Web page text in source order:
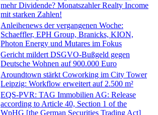
mehr Dividende? Monatszahler Realty Income
mit starken Zahlen!
Anleihenews der vergangenen Woche:
Schaeffler, EPH Group, Branicks, KION,
Photon Energy und Mutares im Fokus
Gericht mildert DSGVO-Bußgeld gegen
Deutsche Wohnen auf 900.000 Euro
Aroundtown stärkt Coworking im City Tower
Leipzig: Workflow erweitert auf 2.500 m²
EQS-PVR: TAG Immobilien AG: Release
according to Article 40, Section 1 of the
WpHG [the German Securities Trading Act]